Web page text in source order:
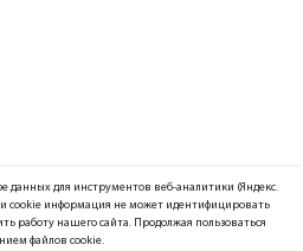
данных для инструментов веб-аналитики (Яндекс.
cookie информация не может идентифицировать
работу нашего сайта. Продолжая пользоваться
файлов cookie.